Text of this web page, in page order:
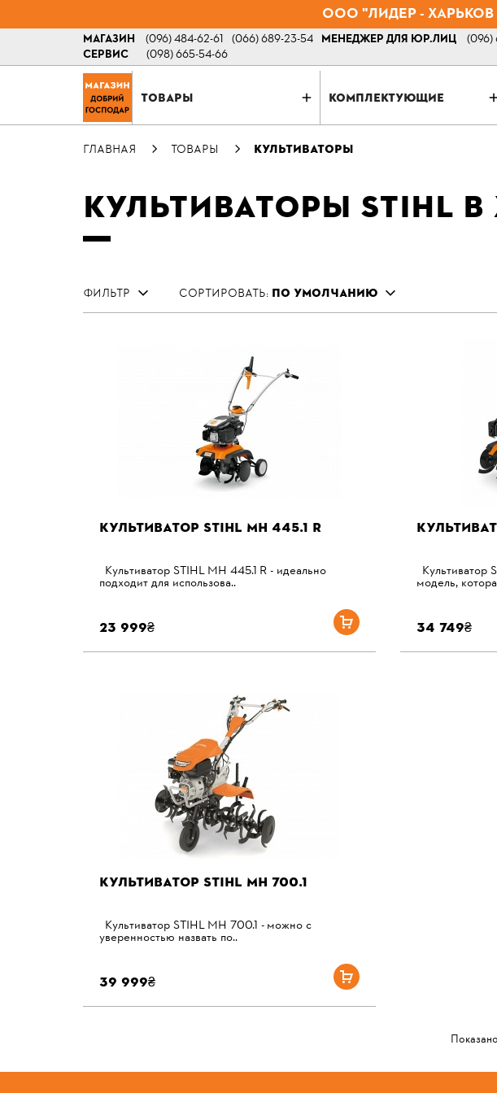
ООО "ЛИДЕР - ХАРЬКОВ
МАГАЗИН (096) 484-62-61 (066) 689-23-54 МЕНЕДЖЕР ДЛЯ ЮР.ЛИЦ
(096)
СЕРВИС
(098) 665-54-66
ТОВАРЫ КОМПЛЕКТУЮЩИЕ
ГЛАВНАЯ ТОВАРЫ КУЛЬТИВАТОРЫ
КУЛЬТИВАТОРЫ STIHL
ФИЛЬТР СОРТИРОВАТЬ: ПО УМОЛЧАНИЮ
КУЛЬТИВАТОР STIHL MH 445.1 R
Культиватор STIHL MH 445.1 R - идеально
подходит для использова..
23 999₴
Культиватор
модель,
34 749₴
КУЛЬТИВАТОР STIHL MH 700.1
Культиватор STIHL MH 700.1 - можно с
уверенностью назвать по..
39 999₴